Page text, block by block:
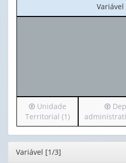
No
Variável
Irá
para
o
cabeçalho
(possui
apenas
Unidade
Territorial (1)
Irá
para
o
Editor
Variável [1/3]